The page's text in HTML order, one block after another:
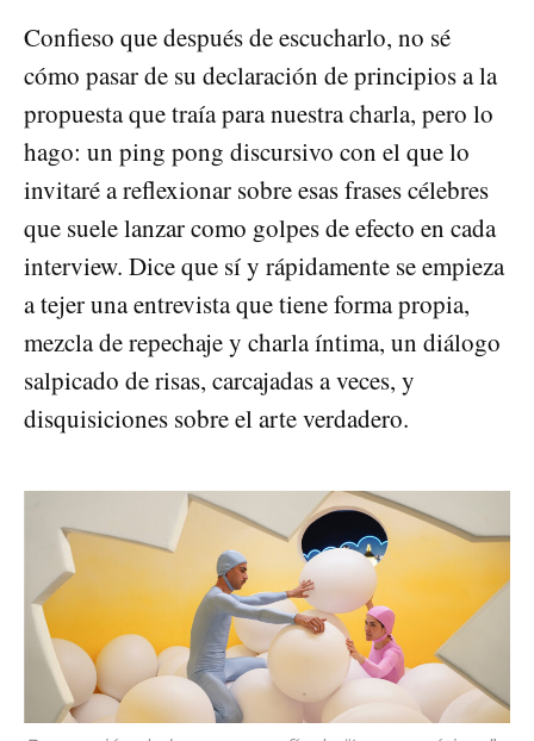
Confieso que después de escucharlo, no sé
cómo pasar de su declaración de principios a la
propuesta que traía para nuestra charla, pero lo
hago: un ping pong discursivo con el que lo
invitaré a reflexionar sobre esas frases célebres
que suele lanzar como golpes de efecto en cada
interview. Dice que sí y rápidamente se empieza
a tejer una entrevista que tiene forma propia,
mezcla de repechaje y charla íntima, un diálogo
salpicado de risas, carcajadas a veces, y
disquisiciones sobre el arte verdadero.